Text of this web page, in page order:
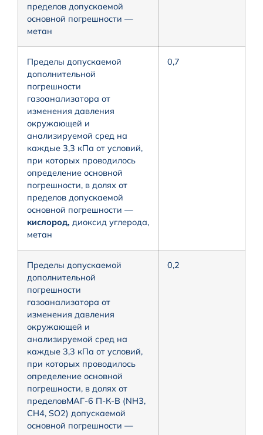
пределов допускаемой
основной погрешности —
метан
Пределы допускаемой
дополнительной
погрешности
газоанализатора от
изменения давления
окружающей и
анализируемой сред на
каждые 3,3 кПа от условий,
при которых проводилось
определение основной
погрешности, в долях от
пределов допускаемой
основной погрешности —
кислород, диоксид углерода,
метан
0,7
Пределы допускаемой
дополнительной
погрешности
газоанализатора от
изменения давления
окружающей и
анализируемой сред на
каждые 3,3 кПа от условий,
при которых проводилось
определение основной
погрешности, в долях от
пределовМАГ-6 П-К-В (NH3,
CH4, SO2) допускаемой
основной погрешности —
0,2